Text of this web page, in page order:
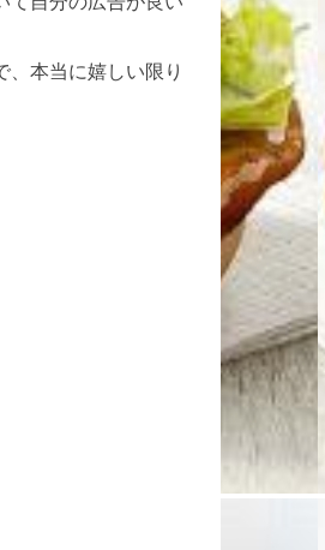
本当に嬉しい限り